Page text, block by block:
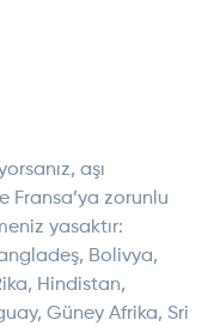
aşı
Fransa’ya zorunlu
yasaktır:
Bolivya,
Hindistan,
Güney Afrika, Sri